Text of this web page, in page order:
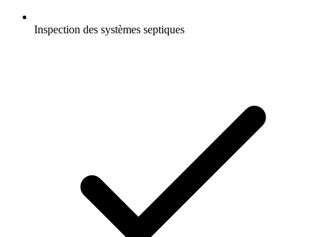
Inspection des systèmes septiques